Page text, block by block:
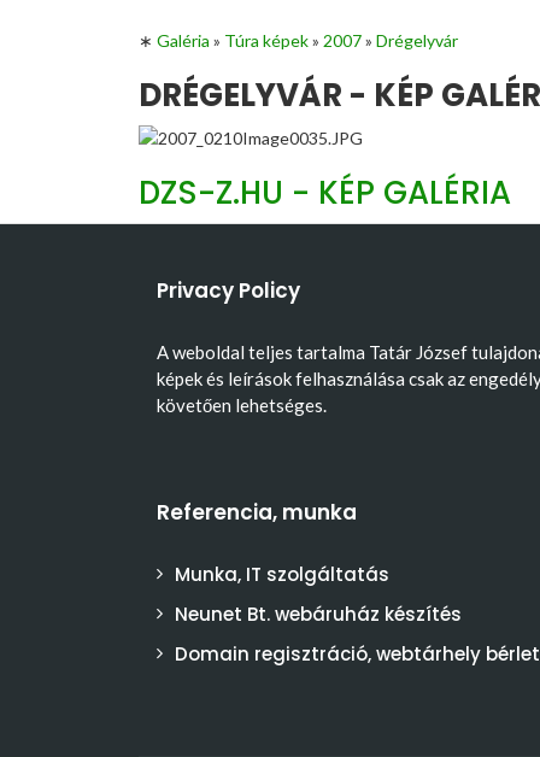
∗ Galéria » Túra képek» 2007» Drégelyvár
DRÉGELYVÁR - KÉP
DZS-Z.HU - KÉP GALÉRIA
Privacy Policy
A weboldal teljes tartalma Tatár József
képek és leírások felhasználása csak az
követően lehetséges.
Referencia, munka
Munka, IT szolgáltatás
Neunet Bt. webáruház készítés
Domain regisztráció, webtárhely bérlet